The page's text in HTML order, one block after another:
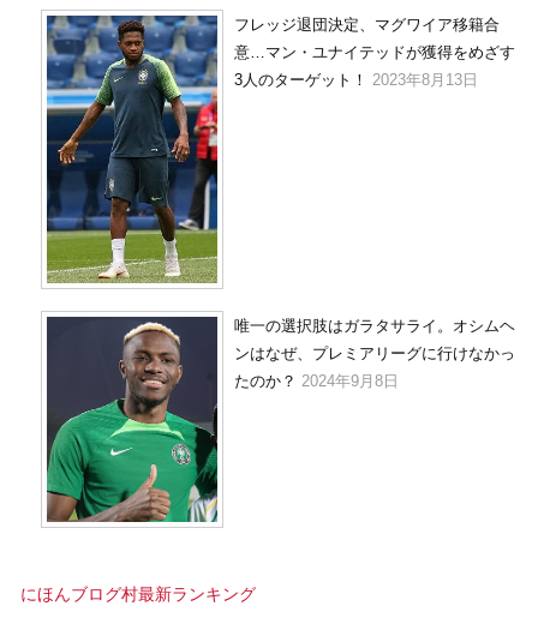
フレッジ退団決定、マグワイア移籍合
意…マン・ユナイテッドが獲得をめざす
3人のターゲット！ 2023年8月13日
唯一の選択肢はガラタサライ。オシムヘ
ンはなぜ、プレミアリーグに行けなかっ
たのか？ 2024年9月8日
にほんブログ村最新ランキング